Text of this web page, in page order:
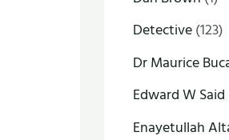
Detective(123)
Dr Maurice
Edward W Said
Enayetullah